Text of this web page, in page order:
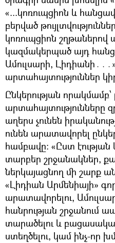
«...կոռուպցիոն և
բերված
կոռուպցիոն շղթաներով
կազմակերպած այդ
Ամուլսարի,
արտահայտություններ
Ընկերության
արտահայտությունները
աղերս չունեն
ունեն արատավորել
համբավը: «Ըստ
տարբեր շրջանակներ,
ներկայացնող մի շարք
«Լիդիան Արմենիայի»
արատավորելու,
հանրության շրջանում
տարածելու և
ստեղծելու, կամ ինչ-որ